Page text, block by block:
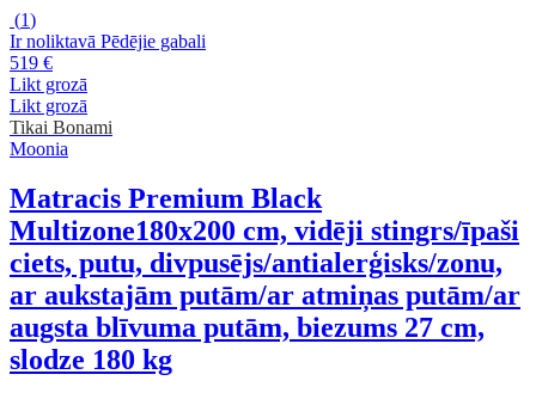
(1)
Ir noliktavā Pēdējie gabali
519 €
Likt grozā
Likt grozā
Tikai Bonami
Moonia
Matracis Premium Black
Multizone180x200 cm, vidēji stingrs/īpaši
ciets, putu, divpusējs/antialerģisks/zonu,
ar aukstajām putām/ar atmiņas putām/ar
augsta blīvuma putām, biezums 27 cm,
slodze 180 kg